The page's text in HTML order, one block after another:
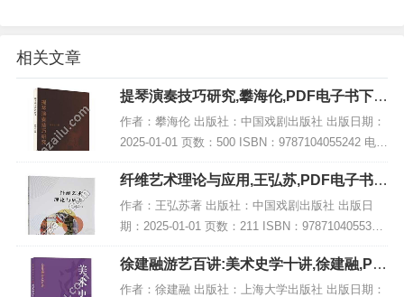
相关文章
提琴演奏技巧研究,攀海伦,PDF电子书下
载,网盘资源
作者：攀海伦 出版社：中国戏剧出版社 出版日期：
2025-01-01 页数：500 ISBN：9787104055242 电子
书大小：178MB [高清扫描版PDF格式] 内容简介 弦
乐演奏...
纤维艺术理论与应用,王弘苏,PDF电子书下
载,网盘资源
作者：王弘苏著 出版社：中国戏剧出版社 出版日
期：2025-01-01 页数：211 ISBN：9787104055334
电子书大小：244MB [高清扫描版PDF格式] 内容简
介 该书结...
徐建融游艺百讲:美术史学十讲,徐建融,PD
F电子书网盘下载
作者：徐建融 出版社：上海大学出版社 出版日期：